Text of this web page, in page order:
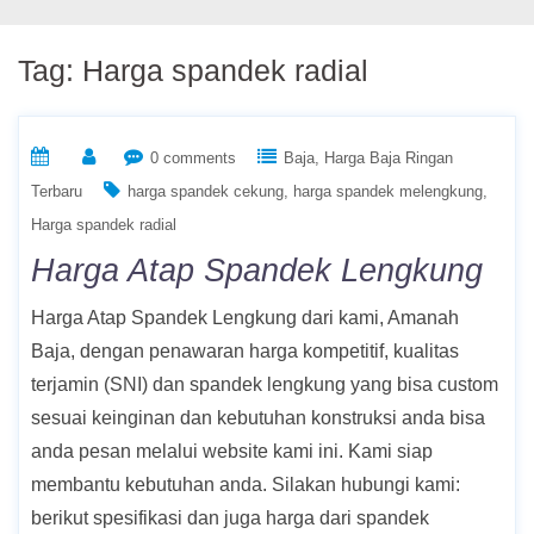
Tag: Harga spandek radial
0 comments Baja
Harga Baja Ringan
Terbaru
harga spandek cekung
harga spandek melengkung
Harga spandek radial
Harga Atap Spandek Lengkung
Harga Atap Spandek Lengkung dari kami, Amanah
Baja, dengan penawaran harga kompetitif, kualitas
terjamin (SNI) dan spandek lengkung yang bisa custom
sesuai keinginan dan kebutuhan konstruksi anda bisa
anda pesan melalui website kami ini. Kami siap
membantu kebutuhan anda. Silakan hubungi kami:
berikut spesifikasi dan juga harga dari spandek